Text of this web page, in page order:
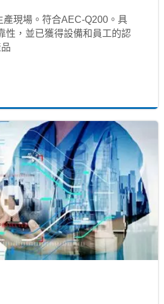
產現場。符合AEC-Q200。具
性，並已獲得設備和員工的認